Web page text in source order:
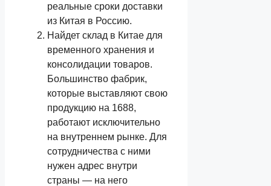
реальные сроки доставки
из Китая в Россию.
Найдет склад в Китае для
временного хранения и
консолидации товаров.
Большинство фабрик,
которые выставляют свою
продукцию на 1688,
работают исключительно
на внутреннем рынке. Для
сотрудничества с ними
нужен адрес внутри
страны — на него